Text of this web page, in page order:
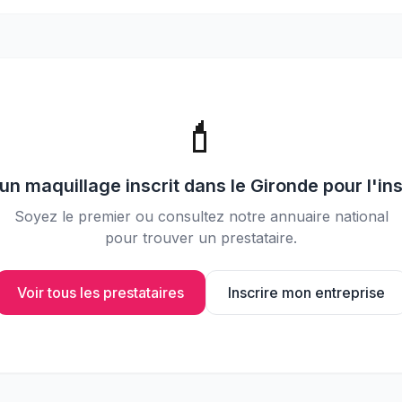
💄
maquillage inscrit dans le Gironde pour
Soyez le premier ou consultez notre annuaire national
pour trouver un prestataire.
Voir tous les prestataires Inscrire mon entreprise